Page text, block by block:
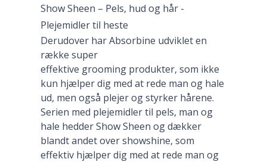
Show Sheen – Pels, hud og hår -
Plejemidler til heste
Derudover har Absorbine udviklet en
række super
effektive grooming produkter, som ikke
kun hjælper dig med at rede man og hale
ud, men også plejer og styrker hårene.
Serien med plejemidler til pels, man og
hale hedder Show Sheen og dækker
blandt andet over showshine, som
effektiv hjælper dig med at rede man og